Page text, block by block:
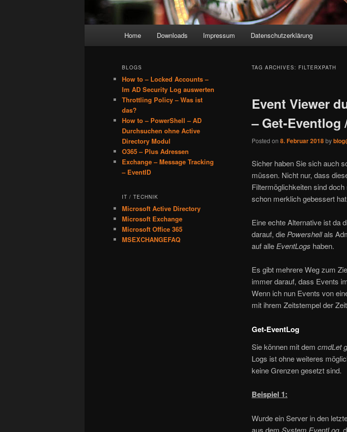
Home Downloads Impressum Datenschutzerklärung
TAG ARCHIVES: FILTERXPATH
Event Viewer
– Get-Eventlog
Posted on 8. Februar 2018by
Sicher haben Sie sich auch
müssen. Nicht nur, dass
Filtermöglichkeiten sind
schon merklich gebessert
Eine echte Alternative ist da
darauf, die Powershellals
auf alle EventLogs haben.
Es gibt mehrere Weg zum
immer darauf, dass Events
Wenn ich nun Events von
mit ihrem Zeitstempel der
Get-EventLog
Sie können mit dem cmdLet
Logs ist ohne weiteres
keine Grenzen gesetzt sind.
Beispiel 1:
Wurde ein Server in den
aus dem System EventLog,
BLOGS
How to – Locked Accounts –
Im AD Security Log auswerten
Throttling Policy – Was ist
das?
How to – PowerShell – AD
Durchsuchen ohne Active
Directory Modul
O365 – Plus Adressen
Exchange – Message Tracking
– EventID
IT / TECHNIK
Microsoft Active Directory
Microsoft Exchange
Microsoft Office 365
MSEXCHANGEFAQ